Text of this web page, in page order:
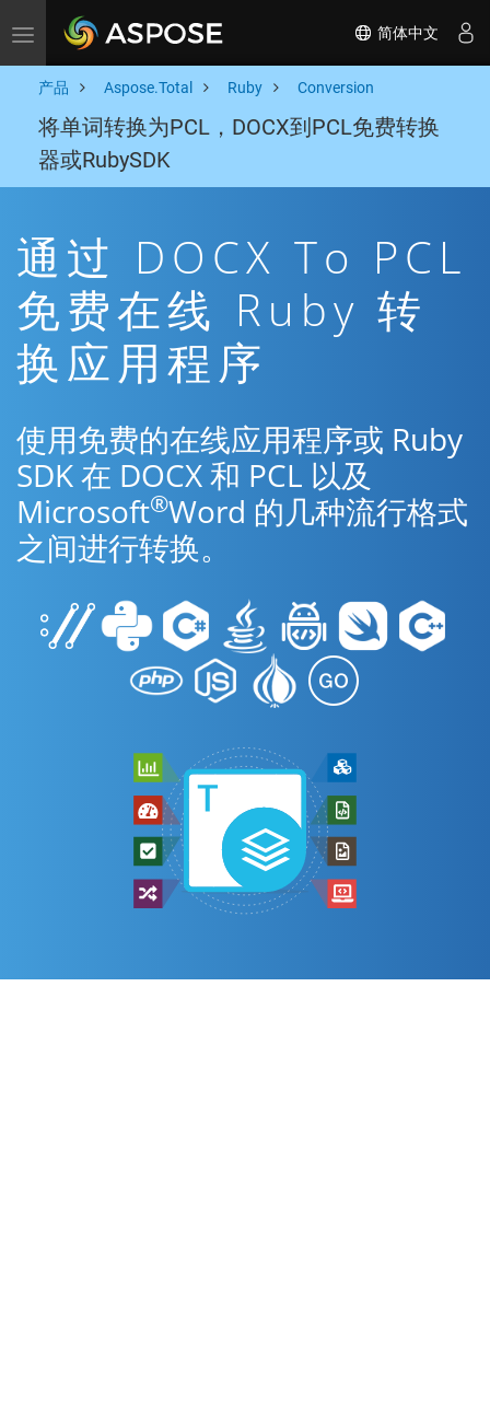
Toggle navigation 简体中文
产品 Aspose.Total Ruby Conversion
将单词转换为PCL，DOCX到PCL免费转换
器或RubySDK
通过 DOCX To PCL
免费在线 Ruby 转
换应用程序
使用免费的在线应用程序或 Ruby
SDK 在 DOCX 和 PCL 以及
Microsoft®Word 的几种流行格式
之间进行转换。